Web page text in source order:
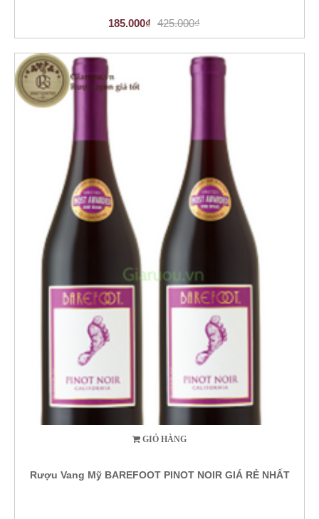
185.000₫ 425.000₫
GIỎ HÀNG
Rượu Vang Mỹ BAREFOOT PINOT NOIR GIÁ RẺ NHẤT